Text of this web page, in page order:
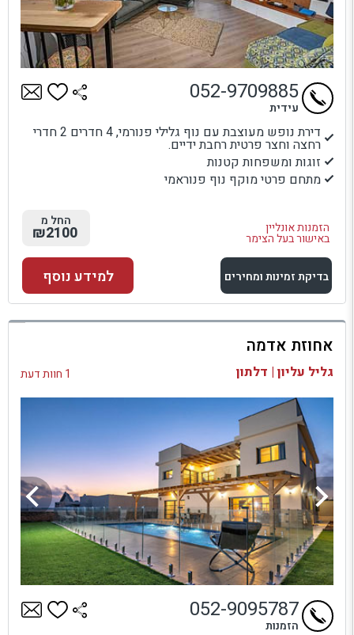
דירת נופש מעוצבת עם נוף גלילי פנורמי, 4 חדרים 2 חדרי
רחצה וחצר פרטית רחבת ידיים.
זוגות ומשפחות קטנות
מתחם פרטי מוקף נוף פנוראמי
הזמנות אונליין
באישור בעל הצימר
052-9709885
עידית
החל מ
₪2100
בדיקת זמינות ומחירים
למתחם זה
בדיקת זמינות ומחירים
למידע נוסף
אחוזת אדמה
גליל עליון | דלתון 1 חוות דעת
052-9095787
הזמנות